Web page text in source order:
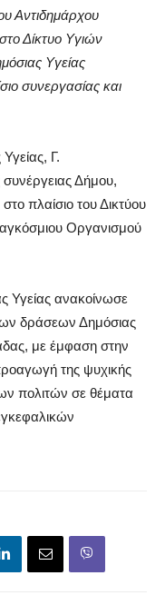
Αντιδημάρχου
Δίκτυο Υγιών
Υγείας
συνεργασίας και
Γ.
συνέργειας Δήμου,
πλαίσιο του Δικτύου
Οργανισμού
Υγείας ανακοίνωσε
δράσεων Δημόσιας
με έμφαση στην
της ψυχικής
πολιτών σε θέματα